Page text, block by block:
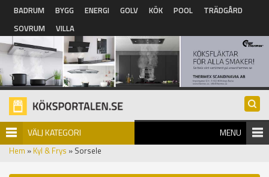
Hoppa till huvudinnehåll
BADRUM BYGG ENERGI GOLV KÖK POOL
TRÄDGÅRD
SOVRUM
VILLA
VÄLJ KATEGORI MENU
Hem » Kyl & Frys » Sorsele